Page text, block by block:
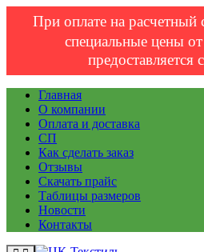
При оплате на расчетный
специальные цены
предоставляется
Главная
О компании
Оплата и доставка
СП
Как сделать заказ
Отзывы
Скачать прайс
Таблицы размеров
Новости
Контакты